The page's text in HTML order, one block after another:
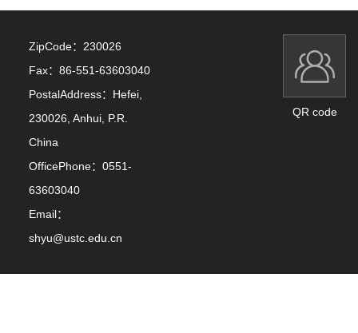
ZipCode： 230026
Fax： 86-551-63603040
PostalAddress： Hefei,
230026, Anhui, P.R.
China
OfficePhone： 0551-
63603040
Email：
shyu@ustc.edu.cn
QR code